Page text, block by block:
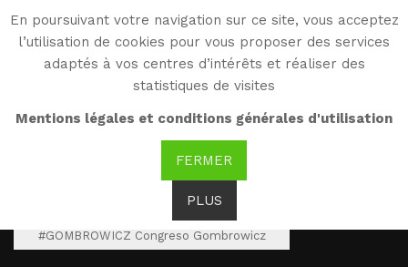
En poursuivant votre navigation sur ce site, vous acceptez
l’utilisation de cookies pour vous proposer des services
adaptés à vos centres d’intérêts et réaliser des
statistiques de visites
Mentions légales et conditions générales d'utilisation
FERMER
PLUS
WG
Witold Gombrowicz
#GOMBROWICZ
Congreso Gombrowicz
#GOMBROWICZ Congreso Gombrowicz